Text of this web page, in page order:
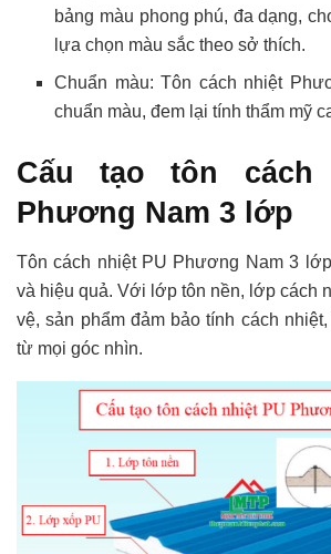
bảng màu phong phú, đa dạng,
lựa chọn màu sắc theo sở thích.
Chuẩn màu: Tôn cách nhiệt
chuẩn màu, đem lại tính thẩm mỹ
Cấu tạo tôn cách
Phương Nam 3 lớp
Tôn cách nhiệt PU Phương Nam 3
và hiệu quả. Với lớp tôn nền, lớp cách
vệ, sản phẩm đảm bảo tính cách
từ mọi góc nhìn.